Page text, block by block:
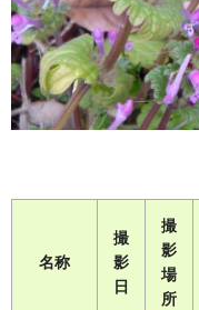
名称
撮
影
日
撮
影
場
所